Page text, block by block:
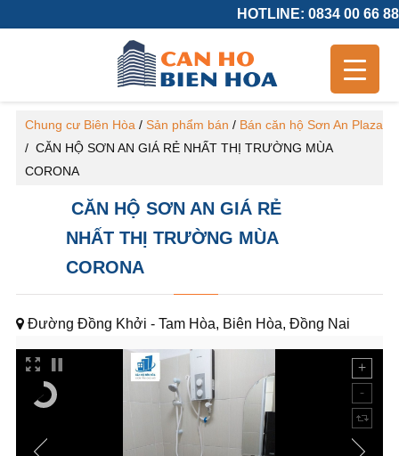
HOTLINE: 0834 00 66 88
Chung cư Biên Hòa / Sản phẩm bán / Bán căn hộ Sơn An Plaza
/ CĂN HỘ SƠN AN GIÁ RẺ NHẤT THỊ TRƯỜNG MÙA
CORONA
CĂN HỘ SƠN AN GIÁ RẺ
NHẤT THỊ TRƯỜNG MÙA
CORONA
Đường Đồng Khởi - Tam Hòa, Biên Hòa, Đồng Nai